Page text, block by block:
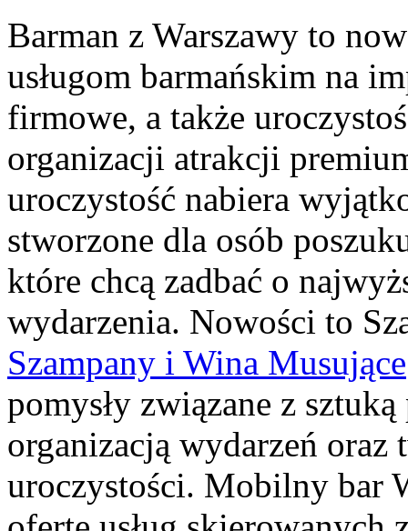
Barman z Warszawy to
usługom barmańskim na
firmowe, a także
organizacji atrakcji
uroczystość nabiera
stworzone dla osób
które chcą zadbać o
wydarzenia. Nowości to
Szampany i Wina Musujące
pomysły związane z
organizacją wydarzeń
uroczystości. Mobilny bar